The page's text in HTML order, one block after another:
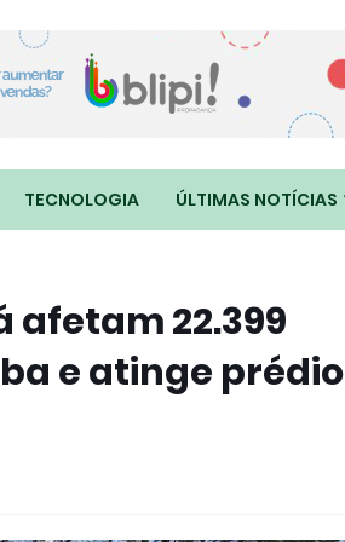
TECNOLOGIA ÚLTIMAS NOTÍCIAS
afetam 22.399
e atinge prédio